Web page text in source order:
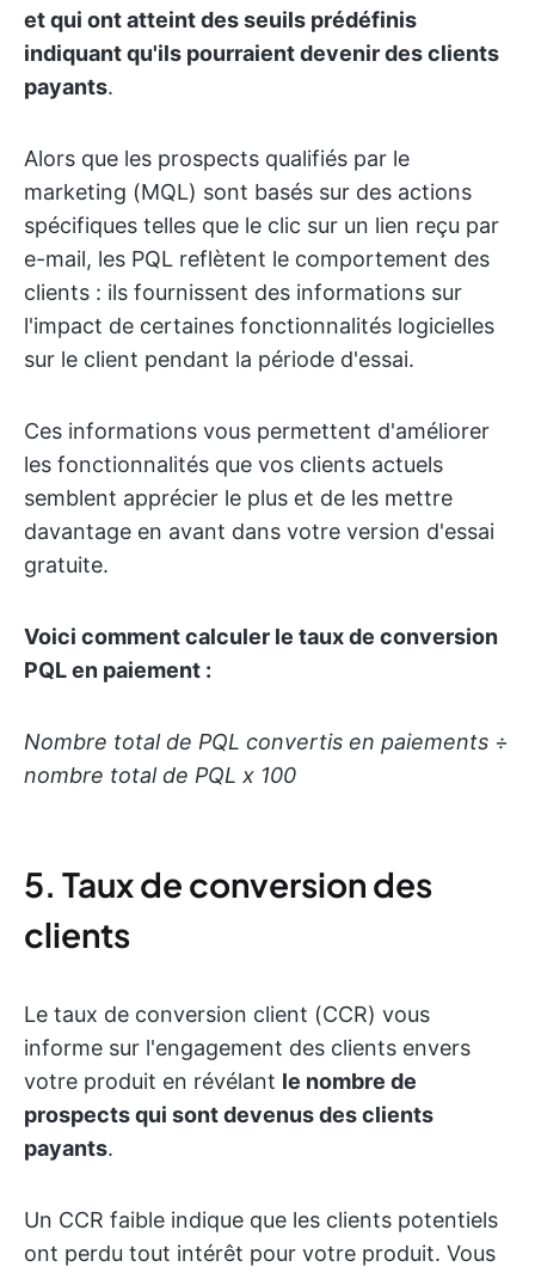
et qui ont atteint des seuils prédéfinis
indiquant qu'ils pourraient devenir des clients
payants.
Alors que les prospects qualifiés par le
marketing (MQL) sont basés sur des actions
spécifiques telles que le clic sur un lien reçu par
e-mail, les PQL reflètent le comportement des
clients : ils fournissent des informations sur
l'impact de certaines fonctionnalités logicielles
sur le client pendant la période d'essai.
Ces informations vous permettent d'améliorer
les fonctionnalités que vos clients actuels
semblent apprécier le plus et de les mettre
davantage en avant dans votre version d'essai
gratuite.
Voici comment calculer le taux de conversion
PQL en paiement :
Nombre total de PQL convertis en paiements ÷
nombre total de PQL x 100
5. Taux de conversion des
clients
Le taux de conversion client (CCR) vous
informe sur l'engagement des clients envers
votre produit en révélant le nombre de
prospects qui sont devenus des clients
payants.
Un CCR faible indique que les clients potentiels
ont perdu tout intérêt pour votre produit. Vous